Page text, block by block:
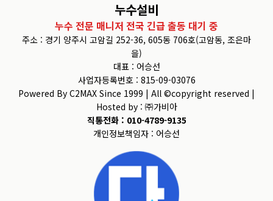
누수설비
누수 전문 매니저 전국 긴급 출동 대기 중
주소 : 경기 양주시 고암길 252-36, 605동 706호(고암동, 조은마
을)
대표 : 어승선
사업자등록번호 : 815-09-03076
Powered By C2MAX Since 1999 | All ©copyright reserved |
Hosted by : ㈜가비아
직통전화 : 010-4789-9135
개인정보책임자 : 어승선